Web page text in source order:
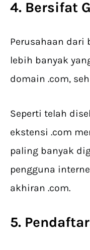
4. Bersifat
Perusahaan dari
lebih banyak
domain .com,
Seperti telah
ekstensi .com
paling banyak
pengguna
akhiran .com.
5.